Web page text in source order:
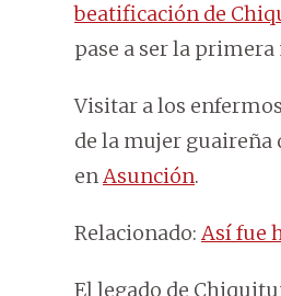
beatificación de
pase a ser la
Visitar a los
de la mujer guaireña
enAsunción.
Relacionado: Así fue
El legado de